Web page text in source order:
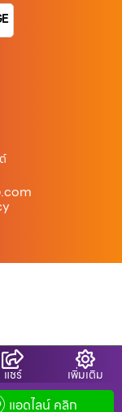
แชร์ เพิ่มเติม
แอดไลน์ คลิก